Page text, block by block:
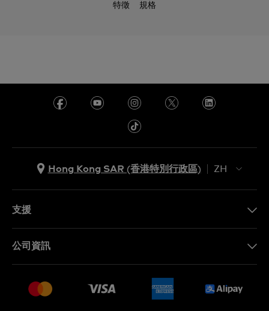
特徵 規格
Hong Kong SAR (香港特別行政區)
ZH
支援
銷售條款
公司資訊
就業機會